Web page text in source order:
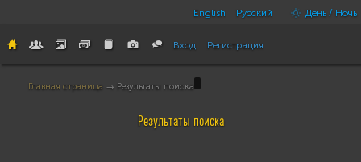
English Русский День / Ночь
Вход Регистрация
Главная страница → Результаты поиска
Результаты поиска